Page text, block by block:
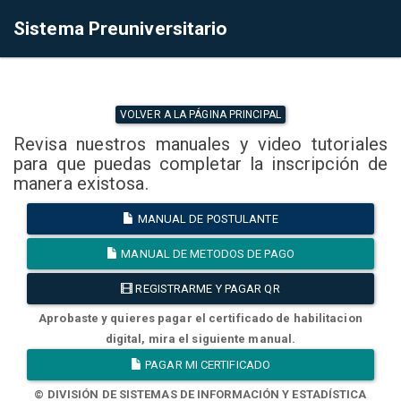
Sistema Preuniversitario
VOLVER A LA PÁGINA PRINCIPAL
Revisa nuestros manuales y video tutoriales
para que puedas completar la inscripción de
manera existosa.
MANUAL DE POSTULANTE
MANUAL DE METODOS DE PAGO
REGISTRARME Y PAGAR QR
Aprobaste y quieres pagar el certificado de habilitacion
digital, mira el siguiente manual.
PAGAR MI CERTIFICADO
© DIVISIÓN DE SISTEMAS DE INFORMACIÓN Y ESTADÍSTICA